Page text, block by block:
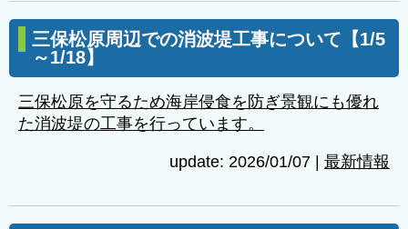
三保松原周辺での消波堤工事について【1/5
～1/18】
三保松原を守るため海岸侵食を防ぎ景観にも優れ
た消波堤の工事を行っています。
update: 2026/01/07 最新情報